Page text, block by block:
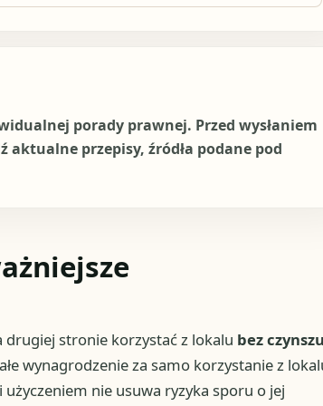
porady prawnej. Przed wysłaniem
przepisy, źródła podane pod
drugiej stronie korzystać z lokalu bez czynszu
wynagrodzenie za samo korzystanie z
nie usuwa ryzyka sporu o jej